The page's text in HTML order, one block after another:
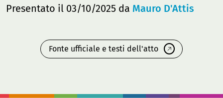
Presentato il 03/10/2025 da Mauro D'Attis
Fonte ufficiale e testi dell'atto